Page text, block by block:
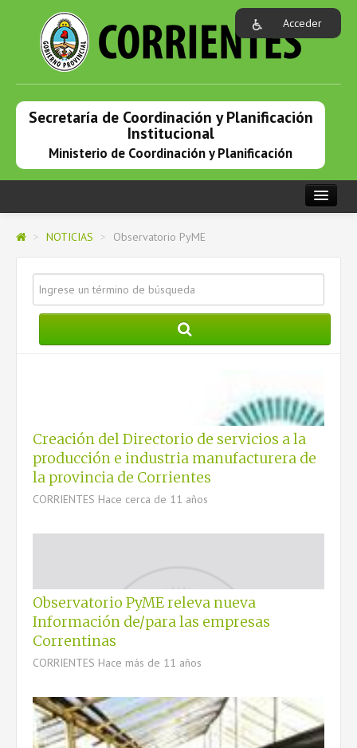
Acceder
Secretaría de Coordinación y Planificación
Institucional
Ministerio de Coordinación y Planificación
PROGRAMAS EN ACCIÓN
NOTICIAS
ENLACES DE INTERÉS
CONTACTO
> NOTICIAS > Observatorio PyME
Creación del Directorio de servicios a la
producción e industria manufacturera de
la provincia de Corrientes
CORRIENTES Hace cerca de 11 años
Observatorio PyME releva nueva
Información de/para las empresas
Correntinas
CORRIENTES Hace más de 11 años